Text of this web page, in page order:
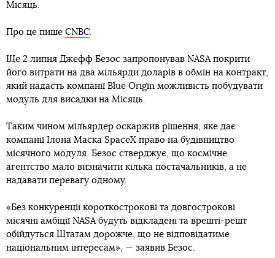
Місяць.
Про це пише CNBC.
Ще 2 липня Джефф Безос запропонував NASA покрити
його витрати на два мільярди доларів в обмін на контракт,
який надасть компанії Blue Origin можливість побудувати
модуль для висадки на Місяць.
Таким чином мільярдер оскаржив рішення, яке дає
компанії Ілона Маска SpaceX право на будівництво
місячного модуля. Безос стверджує, що космічне
агентство мало визначити кілька постачальників, а не
надавати перевагу одному.
«Без конкуренції короткострокові та довгострокові
місячні амбіції NASA будуть відкладені та врешті-решт
обійдуться Штатам дорожче, що не відповідатиме
національним інтересам», — заявив Безос.